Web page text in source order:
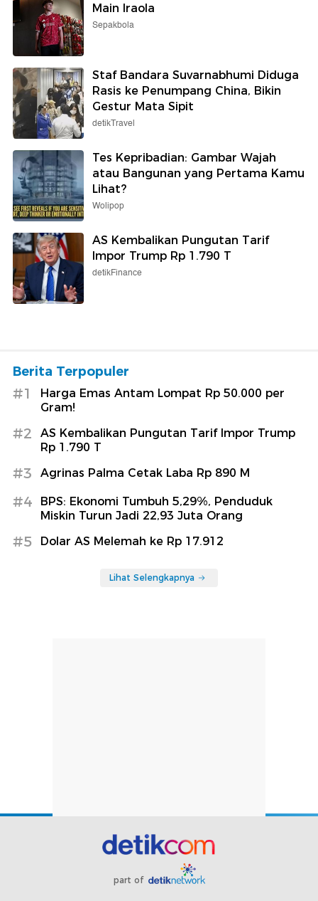
Main Iraola
Sepakbola
Staf Bandara Suvarnabhumi Diduga
Rasis ke Penumpang China, Bikin
Gestur Mata Sipit
detikTravel
Tes Kepribadian: Gambar Wajah
atau Bangunan yang Pertama Kamu
Lihat?
Wolipop
AS Kembalikan Pungutan Tarif
Impor Trump Rp 1.790 T
detikFinance
Berita Terpopuler
#1
Harga Emas Antam Lompat Rp 50.000 per
Gram!
#2
AS Kembalikan Pungutan Tarif Impor Trump
Rp 1.790 T
#3 Agrinas Palma Cetak Laba Rp 890 M
#4
BPS: Ekonomi Tumbuh 5,29%, Penduduk
Miskin Turun Jadi 22,93 Juta Orang
#5 Dolar AS Melemah ke Rp 17.912
Lihat Selengkapnya
part of